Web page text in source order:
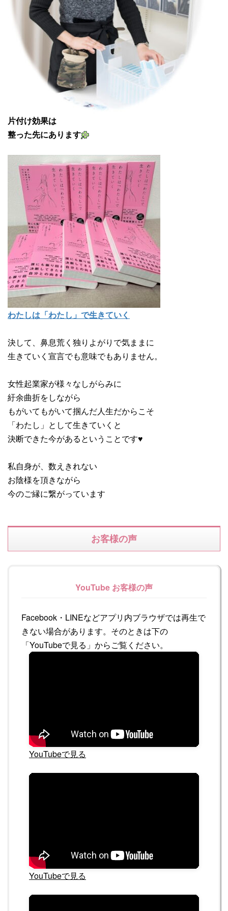
片付け効果は
整った先にあります
わたしは「わたし」で生きていく
決して、鼻息荒く独りよがりで気ままに
生きていく宣言でも意味でもありません。
女性起業家が様々なしがらみに
紆余曲折をしながら
もがいてもがいて掴んだ人生だからこそ
「わたし」として生きていくと
決断できた今があるということです♥
私自身が、数えきれない
お陰様を頂きながら
今のご縁に繋がっています
お客様の声
YouTube お客様の声
Facebook・LINEなどアプリ内ブラウザでは再生で
きない場合があります。そのときは下の
「YouTubeで見る」からご覧ください。
YouTubeで見る
YouTubeで見る